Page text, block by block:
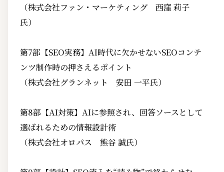
（株式会社ファン・マーケティング 西窪 莉子
氏）
第7部【SEO実務】AI時代に欠かせないSEOコンテ
ンツ制作時の押さえるポイント
（株式会社グランネット 安田 一平氏）
第8部【AI対策】AIに参照され、回答ソースとして
選ばれるための情報設計術
（株式会社オロパス 熊谷 誠氏）